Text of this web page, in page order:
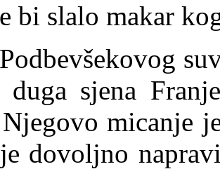
bi slalo makar
duga sjena
micanje
dovoljno